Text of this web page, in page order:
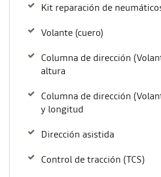
Kit reparación de
Volante (cuero)
Columna de dirección
altura
Columna de dirección
y longitud
Dirección asistida
Control de tracción (TCS)